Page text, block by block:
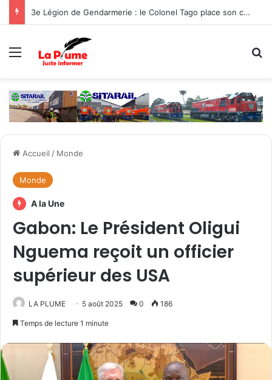
3e Légion de Gendarmerie : le Colonel Tago place son commandement sous le signe de la protection des populations
Menu
Accueil / Monde
Monde
A la Une
Gabon: Le Président Oligui
Nguema reçoit un officier
supérieur des USA
LA PLUME 5 août 2025 0 186
Temps de lecture 1 minute